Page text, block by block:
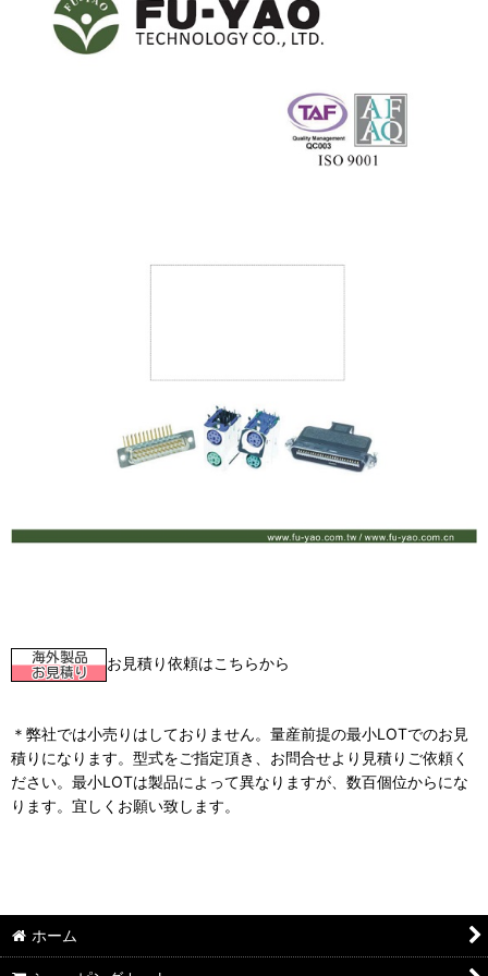
お見積り依頼はこちらから
＊弊社では小売りはしておりません。量産前提の最小LOTでのお見
積りになります。型式をご指定頂き、お問合せより見積りご依頼く
ださい。最小LOTは製品によって異なりますが、数百個位からにな
ります。宜しくお願い致します。
ホーム